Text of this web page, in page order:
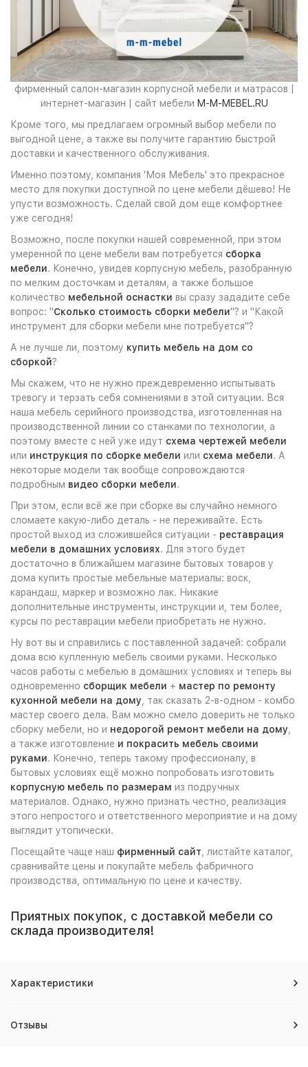
фирменный салон-магазин корпусной мебели и матрасов |
интернет-магазин | сайт мебели M-M-MEBEL.RU
Кроме того, мы предлагаем огромный выбор мебели по
выгодной цене, а также вы получите гарантию быстрой
доставки и качественного обслуживания.
Именно поэтому, компания 'Моя Мебель' это прекрасное
место для покупки доступной по цене мебели дёшево! Не
упусти возможность. Сделай свой дом еще комфортнее
уже сегодня!
Возможно, после покупки нашей современной, при этом
умеренной по цене мебели вам потребуется сборка
мебели. Конечно, увидев корпусную мебель, разобранную
по мелким досточкам и деталям, а также большое
количество мебельной оснастки вы сразу зададите себе
вопрос: "Сколько стоимость сборки мебели"? и "Какой
инструмент для сборки мебели мне потребуется"?
А не лучше ли, поэтому купить мебель на дом со
сборкой?
Мы скажем, что не нужно преждевременно испытывать
тревогу и терзать себя сомнениями в этой ситуации. Вся
наша мебель серийного производства, изготовленная на
производственной линии со станками по технологии, а
поэтому вместе с ней уже идут схема чертежей мебели
или инструкция по сборке мебели или схема мебели. А
некоторые модели так вообще сопровождаются
подробным видео сборки мебели.
При этом, если всё же при сборке вы случайно немного
сломаете какую-либо деталь - не переживайте. Есть
простой выход из сложившейся ситуации - реставрация
мебели в домашних условиях. Для этого будет
достаточно в ближайшем магазине бытовых товаров у
дома купить простые мебельные материалы: воск,
карандаш, маркер и возможно лак. Никакие
дополнительные инструменты, инструкции и, тем более,
курсы по реставрации мебели приобретать не нужно.
Ну вот вы и справились с поставленной задачей: собрали
дома всю купленную мебель своими руками. Несколько
часов работы с мебелью в домашних условиях и теперь вы
одновременно сборщик мебели + мастер по ремонту
кухонной мебели на дому , так сказать 2-в-одном - комбо
мастер своего дела. Вам можно смело доверить не только
сборку мебели, но и недорогой ремонт мебели на дому
а также изготовление и покрасить мебель своими
руками. Конечно, теперь такому профессионалу, в
бытовых условиях ещё можно попробовать изготовить
корпусную мебель по размерам из подручных
материалов. Однако, нужно признать честно, реализация
этого непростого и ответственного мероприятие и на дому
выглядит утопически.
Посещайте чаще наш фирменный сайт , листайте каталог,
сравнивайте цены и покупайте мебель фабричного
производства, оптимальную по цене и качеству.
Приятных покупок, с доставкой мебели со
склада производителя!
Характеристики
Отзывы